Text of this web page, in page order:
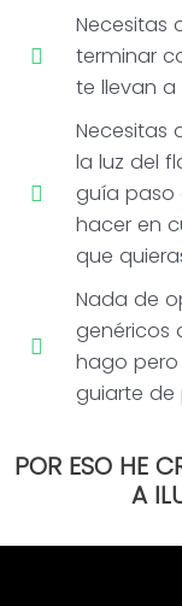
Necesitas
terminar
te llevan
Necesitas
la luz del
guía paso
hacer en
que
Nada de
genéricos
hago
guiarte de
POR ESO HE
A